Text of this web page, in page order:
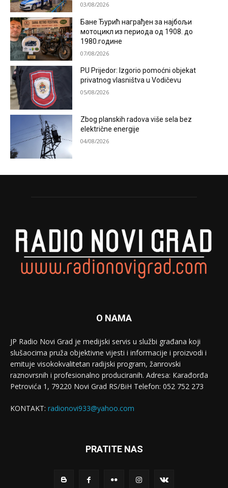
03/08/2026
Бане Ђурић награђен за најбољи
мотоцикл из периода од 1908. до
1980.године
07/08/2026
PU Prijedor: Izgorio pomoćni objekat
privatnog vlasništva u Vodičevu
05/08/2026
Zbog planskih radova više sela bez
električne energije
04/08/2026
O NAMA
JP Radio Novi Grad je medijski servis u službi građana koji
slušaocima pruža objektivne vijesti i informacije i proizvodi i
emituje visokokvalitetan radijski program, žanrovski
raznovrsnih i profesionalno produciranih. Adresa: Кarađorđa
Petrovića 1, 79220 Novi Grad RS/BiH Telefon: 052 752 273
KONTAKT: radionovi933@yahoo.com
PRATITE NAS